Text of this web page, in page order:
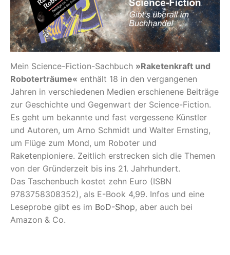
Mein Science-Fiction-Sachbuch »Raketenkraft und
Roboterträume« enthält 18 in den vergangenen
Jahren in verschiedenen Medien erschienene Beiträge
zur Geschichte und Gegenwart der Science-Fiction.
Es geht um bekannte und fast vergessene Künstler
und Autoren, um Arno Schmidt und Walter Ernsting,
um Flüge zum Mond, um Roboter und
Raketenpioniere. Zeitlich erstrecken sich die Themen
von der Gründerzeit bis ins 21. Jahrhundert.
Das Taschenbuch kostet zehn Euro (ISBN
9783758308352), als E-Book 4,99. Infos und eine
Leseprobe gibt es im BoD-Shop, aber auch bei
Amazon & Co.